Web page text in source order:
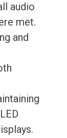
audio
met.
and